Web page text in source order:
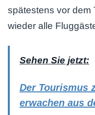
spätestens vor dem
wieder alle
Sehen Sie jetzt:
Der Tourismus
erwachen aus